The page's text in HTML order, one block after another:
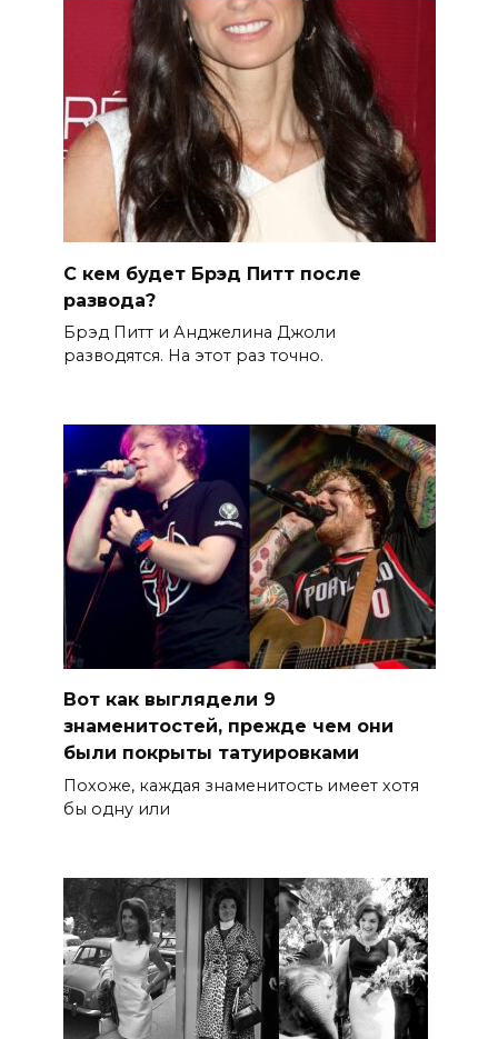
С кем будет Брэд Питт после
развода?
Брэд Питт и Анджелина Джоли
разводятся. На этот раз точно.
Вот как выглядели 9
знаменитостей, прежде чем они
были покрыты татуировками
Похоже, каждая знаменитость имеет хотя
бы одну или